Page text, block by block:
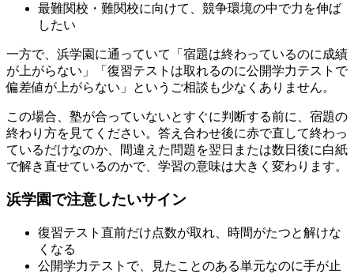
最難関校・難関校に向けて、競争環境の中で力を伸ば
したい
一方で、浜学園に通っていて「宿題は終わっているのに成績
が上がらない」「復習テストは取れるのに公開学力テストで
偏差値が上がらない」というご相談も少なくありません。
この場合、塾が合っていないとすぐに判断する前に、宿題の
終わり方を見てください。答え合わせ後に赤で直して終わっ
ているだけなのか、間違えた問題を翌日または数日後に白紙
で解き直せているのかで、学習の意味は大きく変わります。
浜学園で注意したいサイン
復習テスト直前だけ点数が取れ、時間がたつと解けな
くなる
公開学力テストで、見たことのある単元なのに手が止